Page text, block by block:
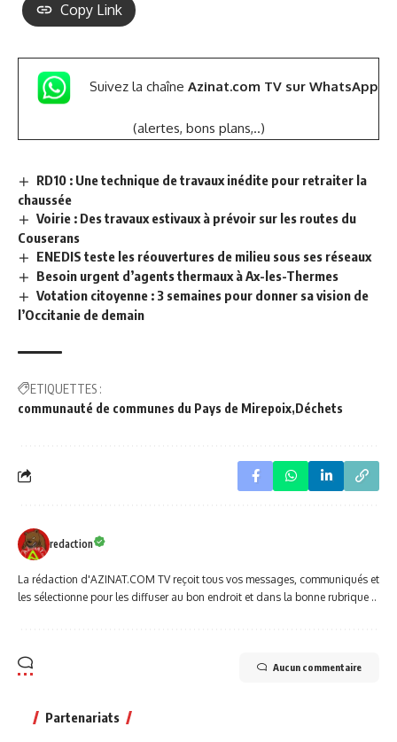
Copy Link
Suivez la chaîne Azinat.com TV sur WhatsApp
(alertes, bons plans,..)
RD10 : Une technique de travaux inédite pour retraiter la
chaussée
Voirie : Des travaux estivaux à prévoir sur les routes du
Couserans
ENEDIS teste les réouvertures de milieu sous ses réseaux
Besoin urgent d’agents thermaux à Ax-les-Thermes
Votation citoyenne : 3 semaines pour donner sa vision de
l’Occitanie de demain
ETIQUETTES :
communauté de communes du Pays de Mirepoix Déchets
redaction
La rédaction d'AZINAT.COM TV reçoit tous vos messages, communiqués et
les sélectionne pour les diffuser au bon endroit et dans la bonne rubrique ..
Aucun commentaire
Partenariats